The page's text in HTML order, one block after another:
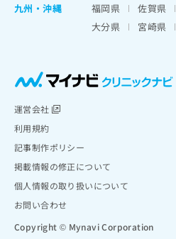
九州・沖縄
福岡県 佐賀県
大分県
宮崎県
運営会社
利用規約
記事制作ポリシー
掲載情報の修正について
個人情報の取り扱いについて
お問い合わせ
Copyright © Mynavi Corporation